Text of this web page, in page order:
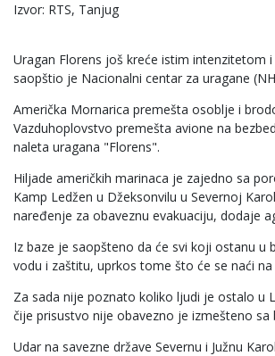
Izvor: RTS, Tanjug
Uragan Florens još kreće istim intenzitetom
saopštio je Nacionalni centar za uragane
Američka Mornarica premešta osoblje i
Vazduhoplovstvo premešta avione na
naleta uragana "Florens".
Hiljade američkih marinaca je zajedno sa
Kamp Ledžen u Džeksonvilu u Severnoj
naređenje za obaveznu evakuaciju, dodaje
Iz baze je saopšteno da će svi koji ostanu u
vodu i zaštitu, uprkos tome što će se naći na
Za sada nije poznato koliko ljudi je ostalo u
čije prisustvo nije obavezno je izmešteno sa
Udar na savezne države Severnu i Južnu